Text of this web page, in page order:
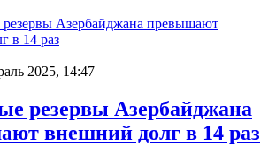
2025, 14:47
резервы Азербайджана
внешний долг в 14 раз